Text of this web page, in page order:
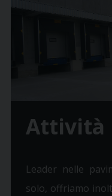
Attività
Leader nelle
solo, offriamo